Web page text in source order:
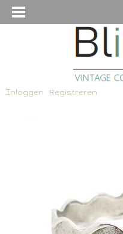
Inloggen Registreren